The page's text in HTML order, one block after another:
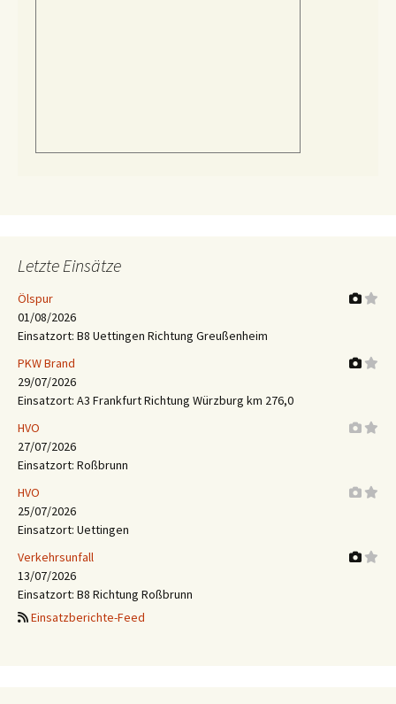
Letzte Einsätze
Ölspur
01/08/2026
Einsatzort: B8 Uettingen Richtung Greußenheim
PKW Brand
29/07/2026
Einsatzort: A3 Frankfurt Richtung Würzburg km 276,0
HVO
27/07/2026
Einsatzort: Roßbrunn
HVO
25/07/2026
Einsatzort: Uettingen
Verkehrsunfall
13/07/2026
Einsatzort: B8 Richtung Roßbrunn
Einsatzberichte-Feed